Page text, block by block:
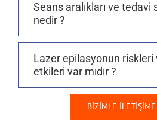
Seans aralıkları ve tedavi
nedir ?
Lazer epilasyonun riskleri
etkileri var mıdır ?
BİZİMLE